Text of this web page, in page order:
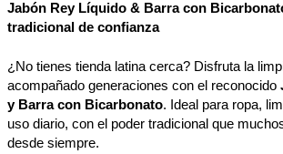
Jabón Rey Líquido & Barra con
tradicional de confianza
¿No tienes tienda latina cerca? Disfruta la
acompañado generaciones con el reconocido
y Barra con Bicarbonato. Ideal para ropa,
uso diario, con el poder tradicional que
desde siempre.